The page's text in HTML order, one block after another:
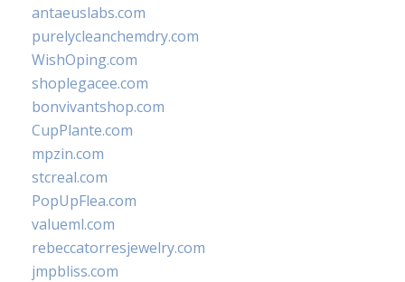
antaeuslabs.com
purelycleanchemdry.com
WishOping.com
shoplegacee.com
bonvivantshop.com
CupPlante.com
mpzin.com
stcreal.com
PopUpFlea.com
valueml.com
rebeccatorresjewelry.com
jmpbliss.com